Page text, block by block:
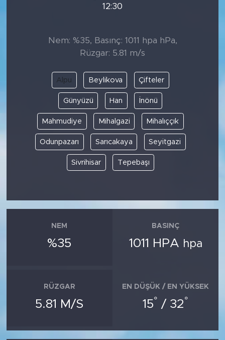
12:30
Nem: %35, Basınç: 1011 hpa hPa,
Rüzgar: 5.81 m/s
Alpu Beylikova Çifteler
Günyüzü Han İnönü
Mahmudiye Mihalgazi Mihalıççık
Odunpazarı Sarıcakaya Seyitgazi
Sivrihisar Tepebaşı
NEM
%35
BASINÇ
1011 HPA hpa
RÜZGAR
5.81 M/S
EN DÜŞÜK / EN YÜKSEK
15° / 32°